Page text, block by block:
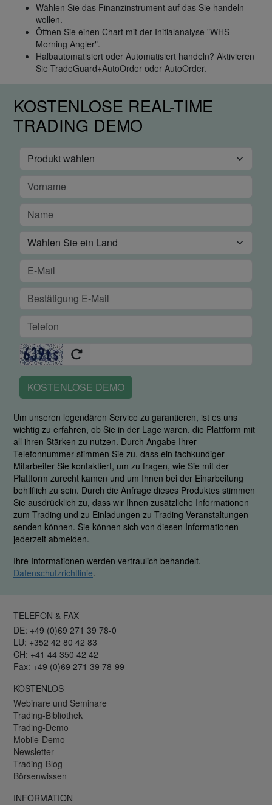
Wählen Sie das Finanzinstrument auf das Sie handeln
wollen.
Öffnen Sie einen Chart mit der Initialanalyse "WHS
Morning Angler".
Halbautomatisiert oder Automatisiert handeln? Aktivieren
Sie TradeGuard+AutoOrder oder AutoOrder.
KOSTENLOSE REAL-TIME
TRADING DEMO
KOSTENLOSE DEMO
Um unseren legendären Service zu garantieren, ist es uns
wichtig zu erfahren, ob Sie in der Lage waren, die Plattform mit
all ihren Stärken zu nutzen. Durch Angabe Ihrer
Telefonnummer stimmen Sie zu, dass ein fachkundiger
Mitarbeiter Sie kontaktiert, um zu fragen, wie Sie mit der
Plattform zurecht kamen und um Ihnen bei der Einarbeitung
behilflich zu sein. Durch die Anfrage dieses Produktes stimmen
Sie ausdrücklich zu, dass wir Ihnen zusätzliche Informationen
zum Trading und zu Einladungen zu Trading-Veranstaltungen
senden können. Sie können sich von diesen Informationen
jederzeit abmelden.
Ihre Informationen werden vertraulich behandelt.
Datenschutzrichtlinie.
TELEFON & FAX
DE: +49 (0)69 271 39 78-0
LU: +352 42 80 42 83
CH: +41 44 350 42 42
Fax: +49 (0)69 271 39 78-99
KOSTENLOS
Webinare und Seminare
Trading-Bibliothek
Trading-Demo
Mobile-Demo
Newsletter
Trading-Blog
Börsenwissen
INFORMATION